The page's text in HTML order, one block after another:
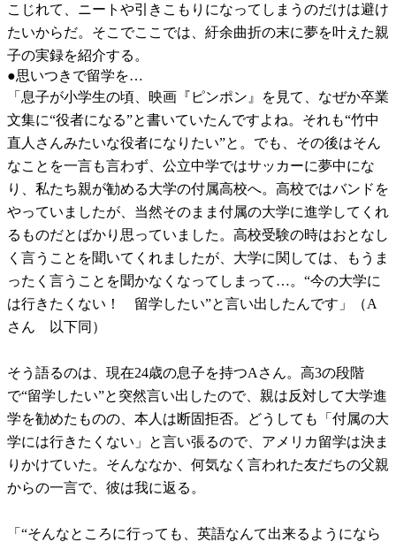
こじれて、ニートや引きこもりになってしまうのだけは避け
たいからだ。そこでここでは、紆余曲折の末に夢を叶えた親
子の実録を紹介する。
●思いつきで留学を…
「息子が小学生の頃、映画『ピンポン』を見て、なぜか卒業
文集に“役者になる”と書いていたんですよね。それも“竹中
直人さんみたいな役者になりたい”と。でも、その後はそん
なことを一言も言わず、公立中学ではサッカーに夢中にな
り、私たち親が勧める大学の付属高校へ。高校ではバンドを
やっていましたが、当然そのまま付属の大学に進学してくれ
るものだとばかり思っていました。高校受験の時はおとなし
く言うことを聞いてくれましたが、大学に関しては、もうま
ったく言うことを聞かなくなってしまって…。“今の大学に
は行きたくない！ 留学したい”と言い出したんです」（A
さん 以下同）
そう語るのは、現在24歳の息子を持つAさん。高3の段階
で“留学したい”と突然言い出したので、親は反対して大学進
学を勧めたものの、本人は断固拒否。どうしても「付属の大
学には行きたくない」と言い張るので、アメリカ留学は決ま
りかけていた。そんななか、何気なく言われた友だちの父親
からの一言で、彼は我に返る。
「“そんなところに行っても、英語なんて出来るようになら